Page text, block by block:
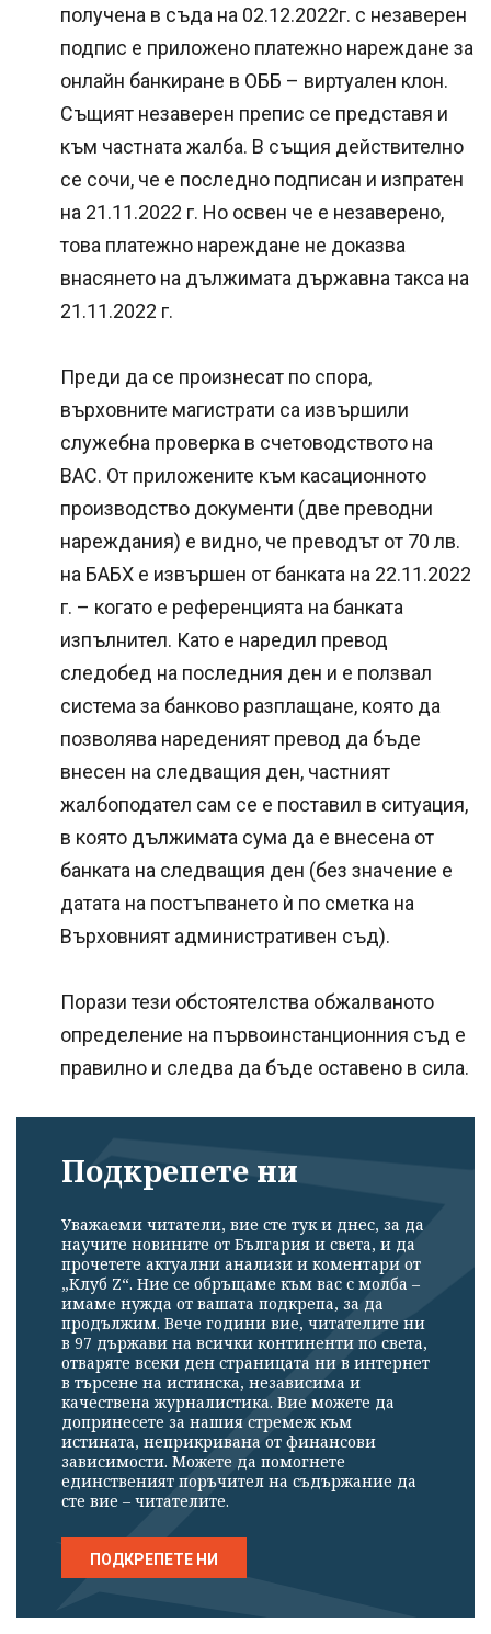
получена в съда на 02.12.2022г. с незаверен
подпис е приложено платежно нареждане за
онлайн банкиране в ОББ – виртуален клон.
Същият незаверен препис се представя и
към частната жалба. В същия действително
се сочи, че е последно подписан и изпратен
на 21.11.2022 г. Но освен че е незаверено,
това платежно нареждане не доказва
внасянето на дължимата държавна такса на
21.11.2022 г.
Преди да се произнесат по спора,
върховните магистрати са извършили
служебна проверка в счетоводството на
ВАС. От приложените към касационното
производство документи (две преводни
нареждания) е видно, че преводът от 70 лв.
на БАБХ е извършен от банката на 22.11.2022
г. – когато е референцията на банката
изпълнител. Като е наредил превод
следобед на последния ден и е ползвал
система за банково разплащане, която да
позволява нареденият превод да бъде
внесен на следващия ден, частният
жалбоподател сам се е поставил в ситуация,
в която дължимата сума да е внесена от
банката на следващия ден (без значение е
датата на постъпването ѝ по сметка на
Върховният административен съд).
Порази тези обстоятелства обжалваното
определение на първоинстанционния съд е
правилно и следва да бъде оставено в сила.
Подкрепете ни
Уважаеми читатели, вие сте тук и днес, за да
научите новините от България и света, и да
прочетете актуални анализи и коментари от
„Клуб Z“. Ние се обръщаме към вас с молба –
имаме нужда от вашата подкрепа, за да
продължим. Вече години вие, читателите ни
в 97 държави на всички континенти по света,
отваряте всеки ден страницата ни в интернет
в търсене на истинска, независима и
качествена журналистика. Вие можете да
допринесете за нашия стремеж към
истината, неприкривана от финансови
зависимости. Можете да помогнете
единственият поръчител на съдържание да
сте вие – читателите.
ПОДКРЕПЕТЕ НИ